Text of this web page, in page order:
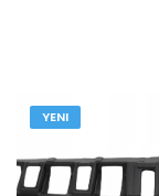
YENI